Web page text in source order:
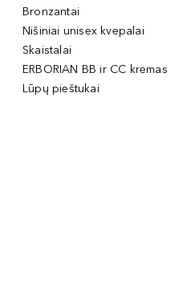
Bronzantai
Nišiniai unisex kvepalai
Skaistalai
ERBORIAN BB ir CC kremas
Lūpų pieštukai